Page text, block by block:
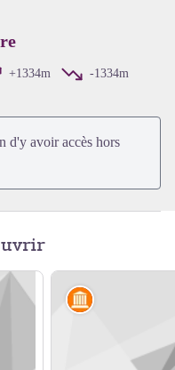
+1334m
-1334m
d'y avoir accès hors
Artisanat et